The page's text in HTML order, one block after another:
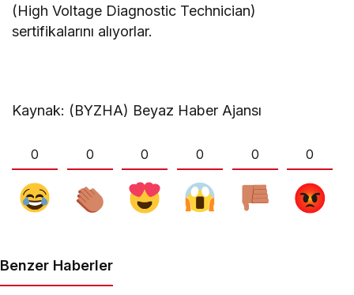
(High Voltage Diagnostic Technician)
sertifikalarını alıyorlar.
Kaynak: (BYZHA) Beyaz Haber Ajansı
0 0 0 0 0 0
Benzer Haberler